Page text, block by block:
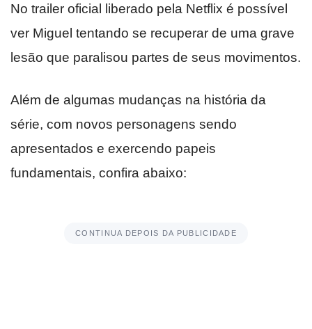
No trailer oficial liberado pela Netflix é possível
ver Miguel tentando se recuperar de uma grave
lesão que paralisou partes de seus movimentos.
Além de algumas mudanças na história da
série, com novos personagens sendo
apresentados e exercendo papeis
fundamentais, confira abaixo:
CONTINUA DEPOIS DA PUBLICIDADE